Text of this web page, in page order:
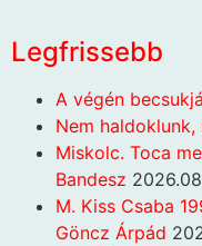
Legfrissebb
A végén
Nem
Miskolc. Toca
Bandesz
M. Kiss Csaba
Göncz Árpád